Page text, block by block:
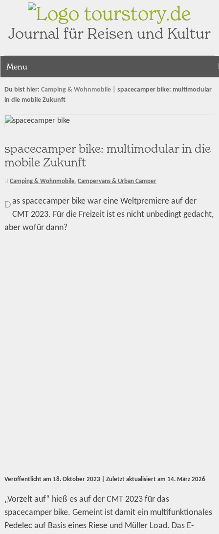
tourstory.de
Journal für Reisen und Kultur
Menu
Du bist hier: Camping & Wohnmobile| spacecamper bike: multimodular
in die mobile Zukunft
spacecamper bike: multimodular in die
mobile Zukunft
Camping & Wohnmobile, Campervans & Urban Camper
Das spacecamper bike war eine Weltpremiere auf der
CMT 2023. Für die Freizeit ist es nicht unbedingt gedacht,
aber wofür dann?
Veröffentlicht am 18. Oktober 2023| Zuletzt aktualisiert am 14. März 2026
„Vorzelt auf“ hieß es auf der CMT 2023 für das
spacecamper bike. Gemeint ist damit ein multifunktionales
Pedelec auf Basis eines Riese und Müller Load. Das E-